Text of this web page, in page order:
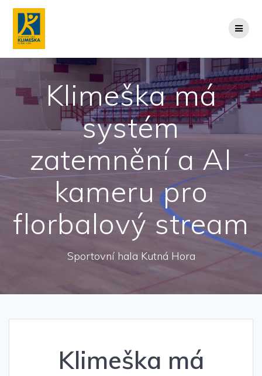
Klimeška má
systém
zatemnění a AI
kameru pro
florbalový stream
Sportovní hala Kutná Hora
Klimeška má